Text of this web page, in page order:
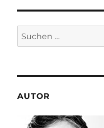
Suchen
nach:
AUTOR